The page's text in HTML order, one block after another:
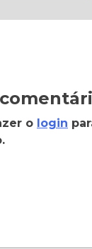
o login